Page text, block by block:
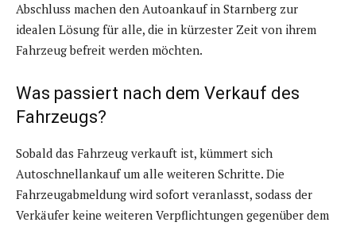
Abschluss machen den Autoankauf in Starnberg zur
idealen Lösung für alle, die in kürzester Zeit von ihrem
Fahrzeug befreit werden möchten.
Was passiert nach dem Verkauf des
Fahrzeugs?
Sobald das Fahrzeug verkauft ist, kümmert sich
Autoschnellankauf um alle weiteren Schritte. Die
Fahrzeugabmeldung wird sofort veranlasst, sodass der
Verkäufer keine weiteren Verpflichtungen gegenüber dem